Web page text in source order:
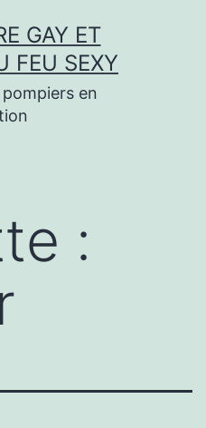
GAY ET
FEU SEXY
en
: